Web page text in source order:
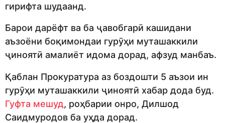
гирифта шудаанд.
Барои дарёфт ва ба ҷавобгарӣ кашидани
аъзоёни боқимондаи гурӯҳи муташаккили
ҷиноятӣ амалиёт идома дорад, афзуд манбаъ.
Қаблан Прокуратура аз боздошти 5 аъзои ин
гурӯҳи муташаккили ҷиноятӣ хабар дода буд.
Гуфта мешуд, роҳбарии онро, Дилшод
Саидмуродов ба уҳда дорад.